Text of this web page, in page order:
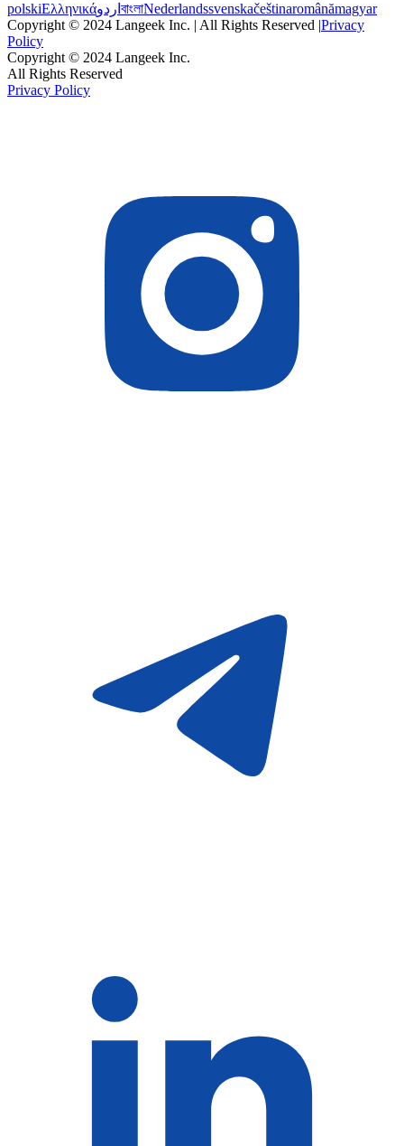
polskiΕλληνικάاردو বাংলাNederlandssvenskačeštinaromânămagyar
Copyright © 2024 Langeek Inc. | All Rights Reserved |Privacy
Policy
Copyright © 2024 Langeek Inc.
All Rights Reserved
Privacy Policy